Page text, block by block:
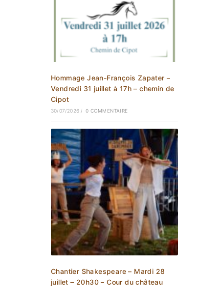
Hommage Jean-François Zapater –
Vendredi 31 juillet à 17h – chemin de
Cipot
30/07/2026 / 0 COMMENTAIRE
Chantier Shakespeare – Mardi 28
juillet – 20h30 – Cour du château